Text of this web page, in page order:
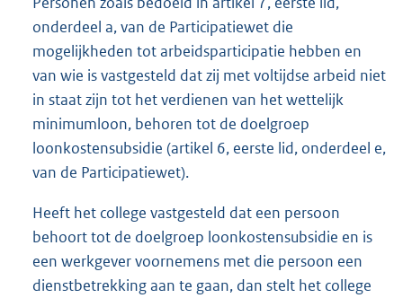
onderdeel a, van de Participatiewet die
mogelijkheden tot arbeidsparticipatie hebben en
van wie is vastgesteld dat zij met voltijdse arbeid niet
in staat zijn tot het verdienen van het wettelijk
minimumloon, behoren tot de doelgroep
loonkostensubsidie (artikel 6, eerste lid, onderdeel e,
van de Participatiewet).
Heeft het college vastgesteld dat een persoon
behoort tot de doelgroep loonkostensubsidie en is
een werkgever voornemens met die persoon een
dienstbetrekking aan te gaan, dan stelt het college